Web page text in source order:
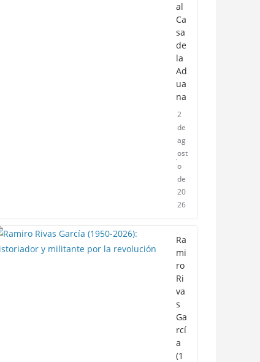
al
Ca
sa
de
la
Ad
ua
na
2
de
ag
ost
o
de
20
26
Ra
mi
ro
Ri
va
s
Ga
rcí
a
(1